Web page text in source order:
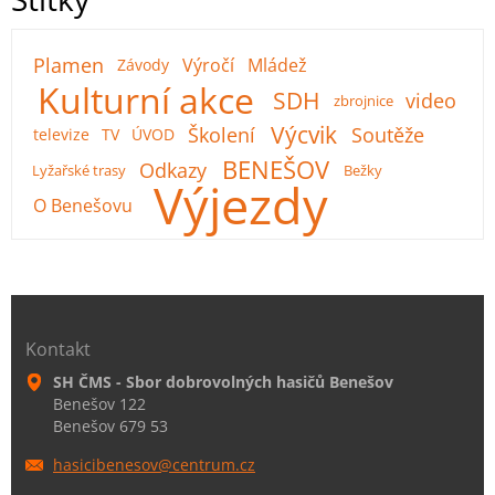
Plamen Závody Výročí Mládež
Kulturní akce SDH zbrojnice video
televize TV ÚVOD Školení Výcvik Soutěže
Lyžařské trasy Odkazy BENEŠOV Bežky
O Benešovu Výjezdy
Kontakt
SH ČMS - Sbor dobrovolných hasičů Benešov
Benešov 122
Benešov 679 53
hasicibenesov@centrum.cz